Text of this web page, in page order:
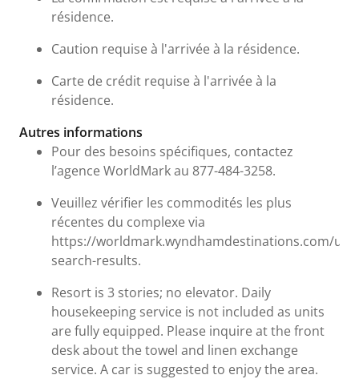
résidence.
Caution requise à l'arrivée à la résidence.
Carte de crédit requise à l'arrivée à la
résidence.
Autres informations
Pour des besoins spécifiques, contactez
l’agence WorldMark au 877-484-3258.
Veuillez vérifier les commodités les plus
récentes du complexe via
https://worldmark.wyndhamdestinations.com/
search-results.
Resort is 3 stories; no elevator. Daily
housekeeping service is not included as units
are fully equipped. Please inquire at the front
desk about the towel and linen exchange
service. A car is suggested to enjoy the area.